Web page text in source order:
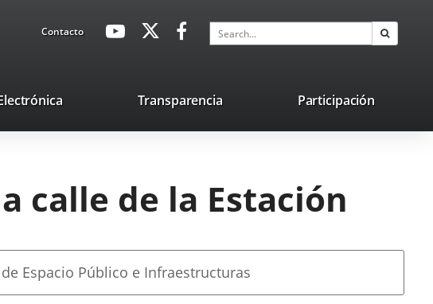
ContactoavaHeaderSocial
Link
Link
application.
application.
Search
Link
external
Transparencia Participación
calle de la Estación
Espacio Público e Infraestructuras